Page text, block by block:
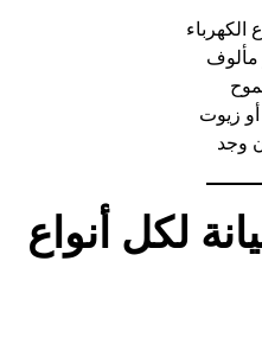
الكهرباء
زيوت
وجد
لكل أنواع